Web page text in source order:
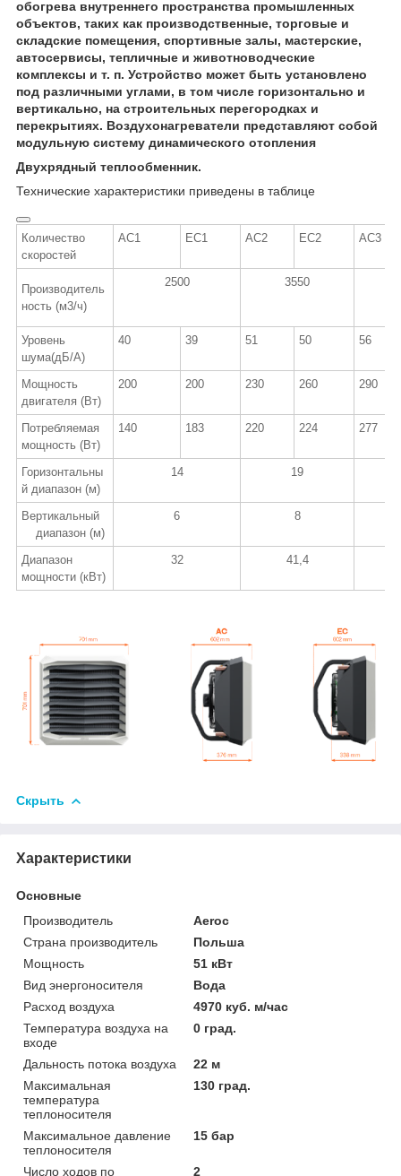
обогрева внутреннего пространства промышленных
объектов, таких как производственные, торговые и
складские помещения, спортивные залы, мастерские,
автосервисы, тепличные и животноводческие
комплексы и т. п. Устройство может быть установлено
под различными углами, в том числе горизонтально и
вертикально, на строительных перегородках и
перекрытиях. Воздухонагреватели представляют собой
модульную систему динамического отопления
Двухрядный теплообменник.
Технические характеристики приведены в таблице
Количество
скоростей
АС1 ЕС1 АС2 ЕС2 АС3
Производитель
ность (м3/ч)
2500 3550
Уровень
шума(дБ/А)
40 39 51 50 56
Мощность
двигателя (Вт)
200 200 230 260 290
Потребляемая
мощность (Вт)
140 183 220 224 277
Горизонтальны
й диапазон (м)
14 19
Вертикальный
диапазон (м)
6 8
Диапазон
мощности (кВт)
32 41,4
Скрыть
Характеристики
Основные
Производитель
Aeroc
Страна производитель
Польша
Мощность
51 кВт
Вид энергоносителя
Вода
Расход воздуха
4970 куб. м/час
Температура воздуха на
входе
0 град.
Дальность потока воздуха
22 м
Максимальная
температура
теплоносителя
130 град.
Максимальное давление
теплоносителя
15 бар
Число ходов по 2